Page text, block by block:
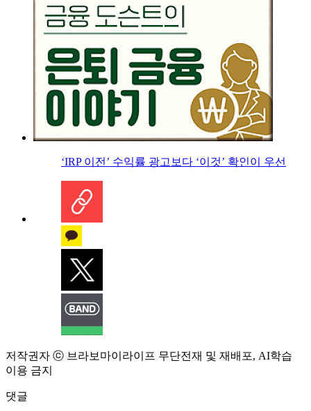
‘IRP 이전’ 수익률 광고보다 ‘이것’ 확인이 우선
저작권자 ⓒ 브라보마이라이프 무단전재 및 재배포, AI학습
이용 금지
댓글